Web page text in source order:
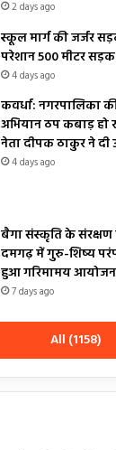
2 days ago
स्कूल मार्ग की जर्जर
परेशान 500 मीटर सड़क
4 days ago
कवर्धा: नगरपालिका
अभियान ठप कबाड़ हो
नेता दीपक ठाकुर ने दी
4 days ago
बैगा संस्कृति के संरक्षण
दमगढ़ में गुरु-शिष्य
हुआ गरिमामय आयोजन
7 days ago
All (1158)